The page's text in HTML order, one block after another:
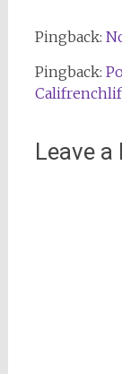
Pingback:
Pingback:
Leave a